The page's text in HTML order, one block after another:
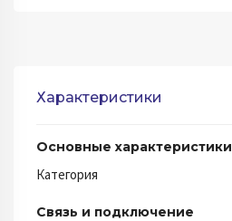
Характеристики
Основные характеристики
Категория
Связь и подключение